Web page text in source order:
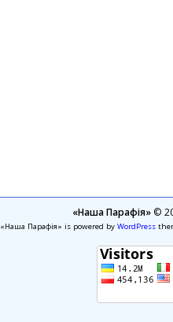
«Наша Парафія»©
«Наша Парафія» is powered by WordPress